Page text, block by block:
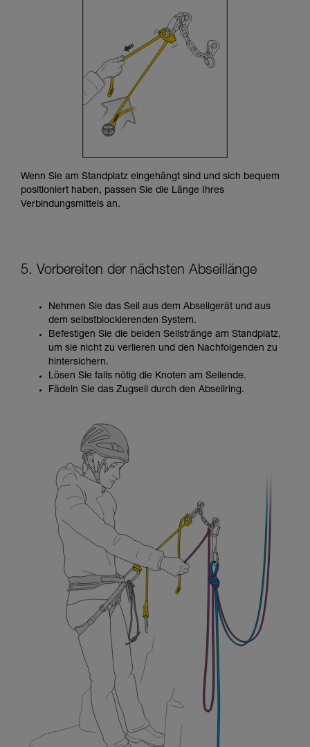
Wenn Sie am Standplatz eingehängt sind und sich bequem
positioniert haben, passen Sie die Länge Ihres
Verbindungsmittels an.
5. Vorbereiten der nächsten Abseillänge
Nehmen Sie das Seil aus dem Abseilgerät und aus
dem selbstblockierenden System.
Befestigen Sie die beiden Seilstränge am Standplatz,
um sie nicht zu verlieren und den Nachfolgenden zu
hintersichern.
Lösen Sie falls nötig die Knoten am Seilende.
Fädeln Sie das Zugseil durch den Abseilring.